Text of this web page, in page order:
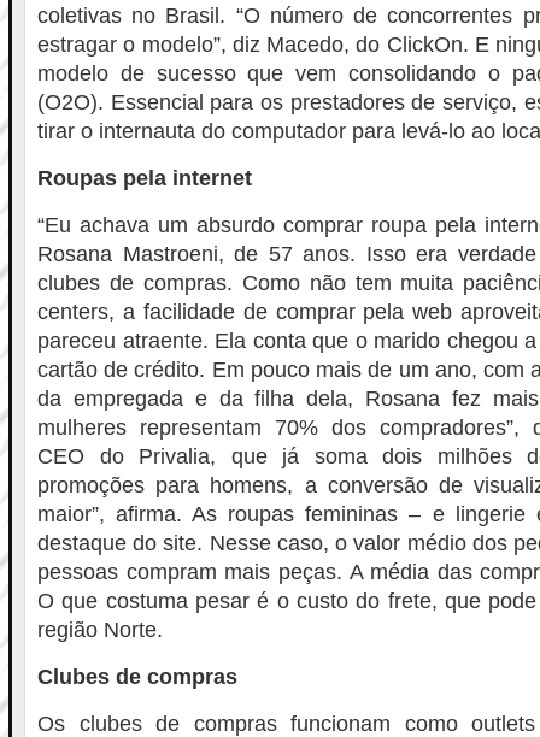
coletivas no Brasil. “O número de concorrentes
estragar o modelo”, diz Macedo, do ClickOn. E
modelo de sucesso que vem consolidando o
(O2O). Essencial para os prestadores de serviço,
tirar o internauta do computador para levá-lo ao
Roupas pela internet
“Eu achava um absurdo comprar roupa pela
Rosana Mastroeni, de 57 anos. Isso era
clubes de compras. Como não tem muita
centers, a facilidade de comprar pela web
pareceu atraente. Ela conta que o marido chegou
cartão de crédito. Em pouco mais de um ano, com
da empregada e da filha dela, Rosana fez
mulheres representam 70% dos compradores”,
CEO do Privalia, que já soma dois milhões
promoções para homens, a conversão de
maior”, afirma. As roupas femininas – e
destaque do site. Nesse caso, o valor médio dos
pessoas compram mais peças. A média das
O que costuma pesar é o custo do frete, que
região Norte.
Clubes de compras
Os clubes de compras funcionam como